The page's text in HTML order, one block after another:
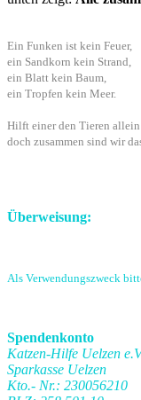
Ein Funken ist kein Feuer,
ein Sandkorn kein Strand,
ein Blatt kein Baum,
ein Tropfen kein Meer.
Hilft einer den Tieren allein
doch zusammen sind wir
Überweisung:
Als Verwendungszweck
Spendenkonto
Katzen-Hilfe Uelzen
Sparkasse Uelzen
Kto.- Nr.: 230056210